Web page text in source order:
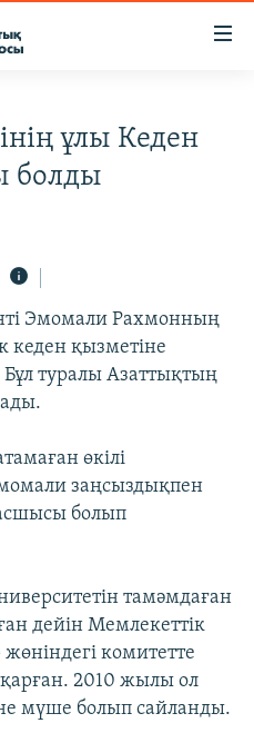
ұлы Кеден
болды
Эмомали Рахмонның
кеден қызметіне
туралы Азаттықтың
өкілі
заңсыздықпен
болып
тамәмдаған
дейін Мемлекеттік
комитетте
2010 жылы ол
мүше болып сайланды.